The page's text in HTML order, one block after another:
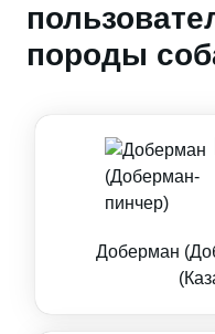
породы
Доберман